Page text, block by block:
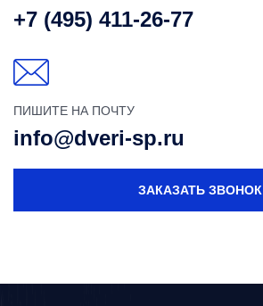
+7 (495) 411-26-77
ПИШИТЕ НА ПОЧТУ
info@dveri-sp.ru
ЗАКАЗАТЬ ЗВОНОК